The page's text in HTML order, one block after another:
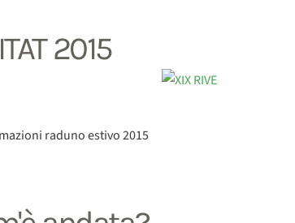
2015
raduno estivo 2015